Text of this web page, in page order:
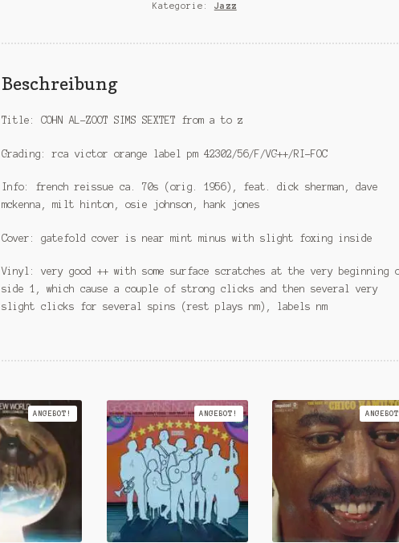
a
z-
Kategorie: Jazz
Beschreibung
Title: COHN AL-ZOOT SIMS SEXTET from a to z
Grading: rca victor orange label pm 42302/56/F/VG++/RI-FOC
Info: french reissue ca. 70s (orig. 1956), feat. dick sherman, dave
mckenna, milt hinton, osie johnson, hank jones
Cover: gatefold cover is near mint minus with slight foxing inside
Vinyl: very good ++ with some surface scratches at the very beginning
side 1, which cause a couple of strong clicks and then several very
slight clicks for several spins (rest plays nm), labels nm
ANGEBOT! ANGEBOT!